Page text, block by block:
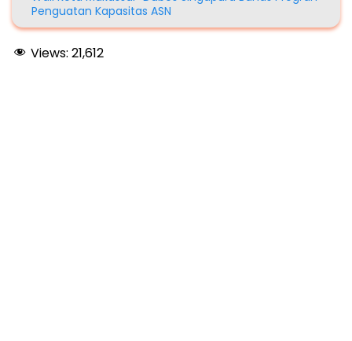
Penguatan Kapasitas ASN
Views: 21,612